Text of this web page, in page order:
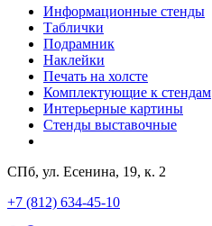
Информационные стенды
Таблички
Подрамник
Наклейки
Печать на холсте
Комплектующие к стендам
Интерьерные картины
Стенды выставочные
СПб, ул. Есенина, 19, к. 2
+7 (812) 634-45-10